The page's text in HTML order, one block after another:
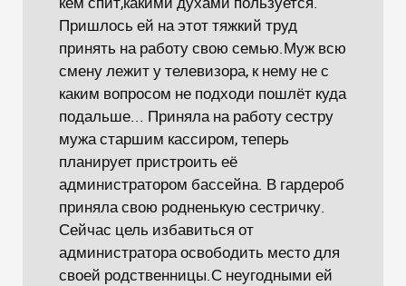
Пришлось ей на этот тяжкий труд
принять на работу свою семью.Муж всю
смену лежит у телевизора, к нему не с
каким вопросом не подходи пошлёт куда
подальше... Приняла на работу сестру
мужа старшим кассиром, теперь
планирует пристроить её
администратором бассейна. В гардероб
приняла свою родненькую сестричку.
Сейчас цель избавиться от
администратора освободить место для
своей родственницы.С неугодными ей